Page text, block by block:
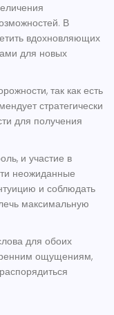
В
вдохновляющих
для новых
так как есть
стратегически
для получения
и участие в
неожиданные
и соблюдать
максимальную
для обоих
ощущениям,